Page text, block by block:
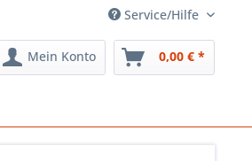
Service/Hilfe
Mein Konto 0,00 € *